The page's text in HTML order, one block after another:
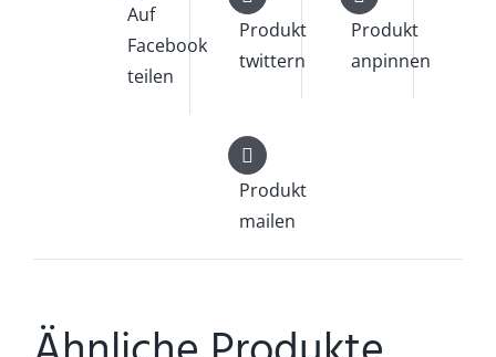
Auf
Facebook
teilen
Produkt
twittern
Produkt
anpinnen
Produkt
mailen